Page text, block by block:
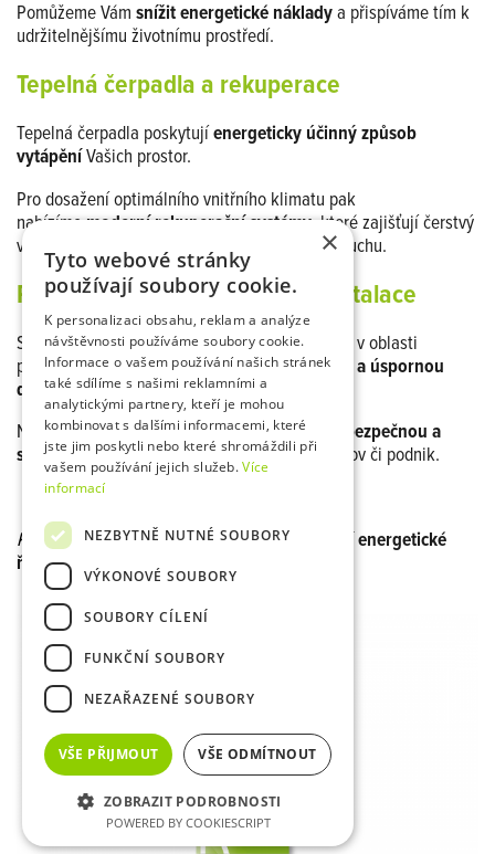
Pomůžeme Vám snížit energetické nákladya přispíváme tím k
udržitelnějšímu životnímu prostředí.
Tepelná čerpadla a rekuperace
Tepelná čerpadla poskytujíenergeticky účinný způsob
vytápěníVašich prostor.
Pro dosažení optimálního vnitřního klimatu pak
nabízímemoderní rekuperační systémy, které zajišťují čerstvý
vzduch a efektivní odvod znehodnoceného vzduchu.
Podlahové vytápění a elektroinstalace
S našimi pokročilými technologickými řešeními v oblasti
podlahového vytápění zajistímerovnoměrnou a úspornou
distribuci teplave Vašich prostorech.
Naši odborníci na elektroinstalace pak zaručí
bezpečnou a
spolehlivouelektroinfrastrukturu pro váš domov či podnik.
Kontaktujte nása společně vytvoříme moderní energetické
řešenípřizpůsobené Vašim potřebám.
×
Tyto webové stránky
používají soubory cookie.
K personalizaci obsahu, reklam a analýze
návštěvnosti používáme soubory cookie.
Informace o vašem používání našich stránek
také sdílíme s našimi reklamními a
analytickými partnery, kteří je mohou
kombinovat s dalšími informacemi, které
jste jim poskytli nebo které shromáždili při
vašem používání jejich služeb.Více
informací
NEZBYTNĚ NUTNÉ SOUBORY
VÝKONOVÉ SOUBORY
SOUBORY CÍLENÍ
FUNKČNÍ SOUBORY
NEZAŘAZENÉ SOUBORY
VŠE PŘIJMOUT VŠE ODMÍTNOUT
ZOBRAZIT PODROBNOSTI
POWERED BY COOKIESCRIPT